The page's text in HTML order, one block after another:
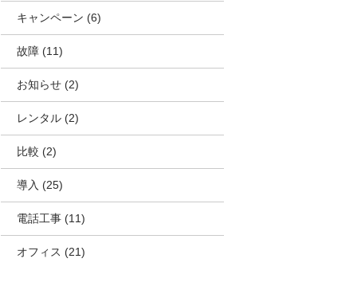
キャンペーン (6)
故障 (11)
お知らせ (2)
レンタル (2)
比較 (2)
導入 (25)
電話工事 (11)
オフィス (21)